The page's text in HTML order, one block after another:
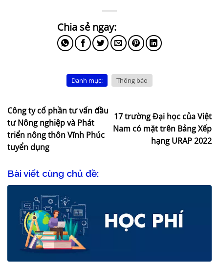
Danh mục: Thông báo
Công ty cố phần tư vấn đầu
tư Nông nghiệp và Phát
triển nông thôn Vĩnh Phúc
tuyển dụng
17 trường Đại học của Việt
Nam có mặt trên Bảng Xếp
hạng URAP 2022
Bài viết cùng chủ đề: